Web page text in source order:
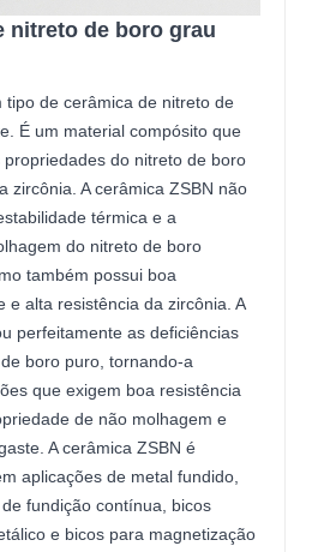
nitreto de boro grau
tipo de cerâmica de nitreto de
É um material compósito que
do nitreto de boro
zircônia. A cerâmica ZSBN não
térmica e a
do nitreto de boro
também possui boa
e alta resistência da zircônia. A
perfeitamente as deficiências
boro puro, tornando-a
que exigem boa resistência
de não molhagem e
A cerâmica ZSBN é
aplicações de metal fundido,
fundição contínua, bicos
e bicos para magnetização